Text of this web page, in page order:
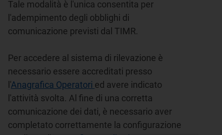
Tale modalità è l'unica consentita per
l'adempimento degli obblighi di
comunicazione previsti dal TIMR.
Per accedere al sistema di rilevazione è
necessario essere accreditati presso
l'Anagrafica Operatori ed avere indicato
l'attività svolta. Al fine di una corretta
comunicazione dei dati, è necessario aver
completato correttamente la configurazione